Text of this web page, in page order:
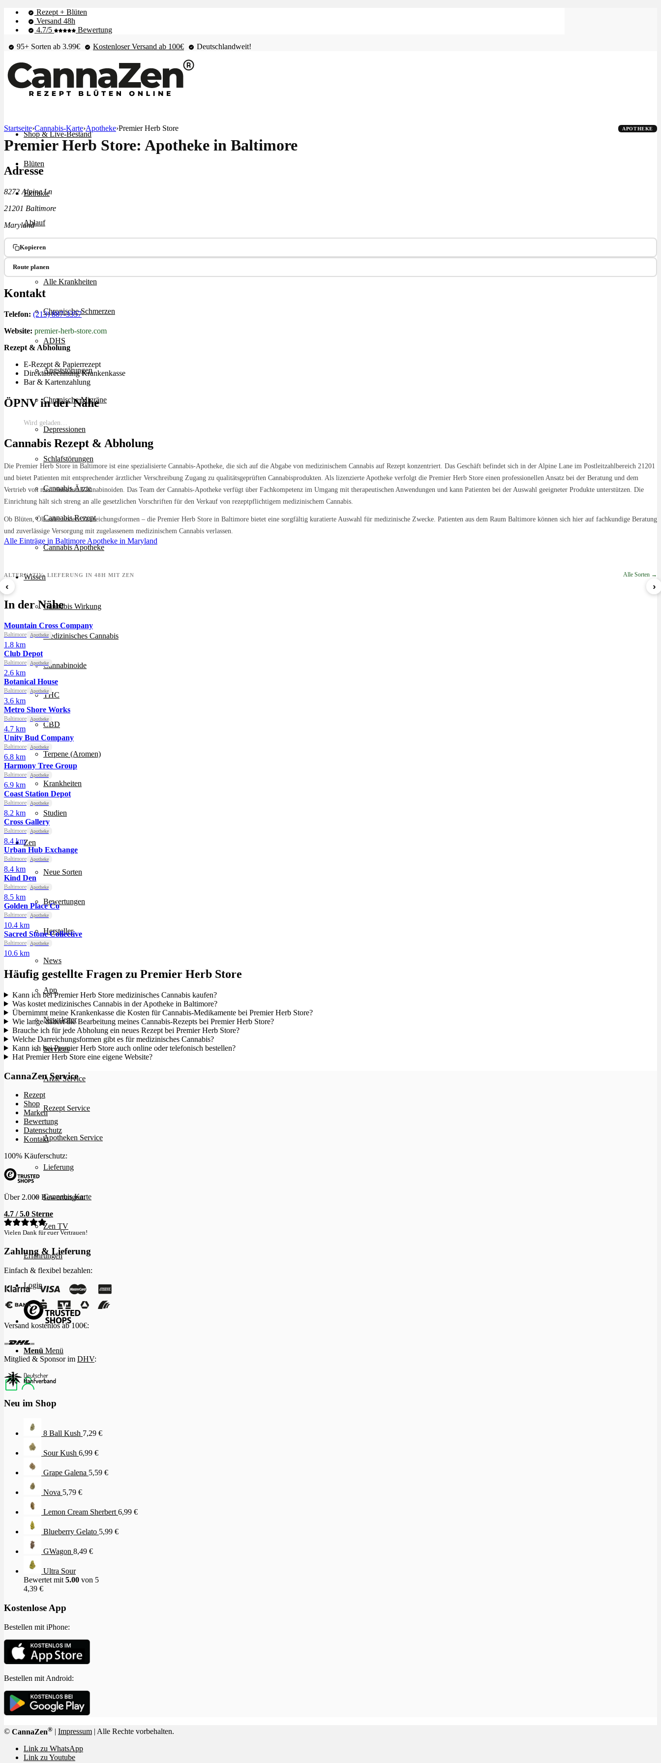
Rezept + Blüten
Versand 48h
4.7/5
Bewertung
95+ Sorten ab 3.99€
Kostenloser Versand ab 100€ Deutschlandweit!
Shop & Live-Bestand
Blüten
Extrakte
Ablauf
Therapien
Alle Krankheiten
Chronische Schmerzen
ADHS
Angststörungen
Chronische Migräne
Depressionen
Schlafstörungen
Cannabis Ärzte
Cannabis Rezept
Cannabis Apotheke
Wissen
Cannabis Wirkung
Medizinisches Cannabis
Cannabinoide
THC
CBD
Terpene (Aromen)
Krankheiten
Studien
Zen
Neue Sorten
Bewertungen
Hersteller
News
App
Newsletter
Services
Ärzte Service
Rezept Service
Apotheken Service
Lieferung
Cannabis Karte
Zen TV
Erfahrungen
Login
Menü Menü
Startseite›Cannabis-Karte›Apotheke›Premier Herb Store APOTHEKE
Premier Herb Store: Apotheke in Baltimore
Adresse
8272 Alpine Ln
21201 Baltimore
Maryland
Kopieren
Route planen
Kontakt
Telefon: (213) 887-3357
Website: premier-herb-store.com
Rezept & Abholung
E-Rezept & Papierrezept
Direktabrechnung Krankenkasse
Bar & Kartenzahlung
ÖPNV in der Nähe
Wird geladen…
Cannabis Rezept & Abholung
Die Premier Herb Store in Baltimore ist eine spezialisierte Cannabis-Apotheke, die sich auf die Abgabe von medizinischem Cannabis auf Rezept konzentriert. Das Geschäft befindet sich in der Alpine Lane im Postleitzahlbereich 21201
und bietet Patienten mit entsprechender ärztlicher Verschreibung Zugang zu qualitätsgeprüften Cannabisprodukten. Als lizenzierte Apotheke verfolgt die Premier Herb Store einen professionellen Ansatz bei der Beratung und dem
Vertrieb von medizinischen Cannabinoiden. Das Team der Cannabis-Apotheke verfügt über Fachkompetenz im Umgang mit therapeutischen Anwendungen und kann Patienten bei der Auswahl geeigneter Produkte unterstützen. Die
Einrichtung hält sich streng an alle gesetzlichen Vorschriften für den Verkauf von rezeptpflichtigem medizinischem Cannabis.
Ob Blüten, Öle oder andere Darreichungsformen – die Premier Herb Store in Baltimore bietet eine sorgfältig kuratierte Auswahl für medizinische Zwecke. Patienten aus dem Raum Baltimore können sich hier auf fachkundige Beratung
und zuverlässige Versorgung mit zugelassenem medizinischem Cannabis verlassen.
Alle Einträge in Baltimore Apotheke in Maryland
ALTERNATIV: LIEFERUNG IN 48H MIT ZEN Alle Sorten →
‹
8 Ball Kush
ab 7,29 €/g
›
In der Nähe
Mountain Cross Company
Baltimore Apotheke
1.8 km
Club Depot
Baltimore Apotheke
2.6 km
Botanical House
Baltimore Apotheke
3.6 km
Metro Shore Works
Baltimore Apotheke
4.7 km
Unity Bud Company
Baltimore Apotheke
6.8 km
Harmony Tree Group
Baltimore Apotheke
6.9 km
Coast Station Depot
Baltimore Apotheke
8.2 km
Cross Gallery
Baltimore Apotheke
8.4 km
Urban Hub Exchange
Baltimore Apotheke
8.4 km
Kind Den
Baltimore Apotheke
8.5 km
Golden Place Co
Baltimore Apotheke
10.4 km
Sacred Stone Collective
Baltimore Apotheke
10.6 km
Häufig gestellte Fragen zu Premier Herb Store
Kann ich bei Premier Herb Store medizinisches Cannabis kaufen?
Was kostet medizinisches Cannabis in der Apotheke in Baltimore?
Übernimmt meine Krankenkasse die Kosten für Cannabis-Medikamente bei Premier Herb Store?
Wie lange dauert die Bearbeitung meines Cannabis-Rezepts bei Premier Herb Store?
Brauche ich für jede Abholung ein neues Rezept bei Premier Herb Store?
Welche Darreichungsformen gibt es für medizinisches Cannabis?
Kann ich bei Premier Herb Store auch online oder telefonisch bestellen?
Hat Premier Herb Store eine eigene Website?
CannaZen Service
Rezept
Shop
Marken
Bewertung
Datenschutz
Kontakt
100% Käuferschutz:
Über 2.000 Bewertungen:
4.7 / 5.0 Sterne
Vielen Dank für euer Vertrauen!
Zahlung & Lieferung
Einfach & flexibel bezahlen:
Versand kostenlos ab 100€:
Mitglied & Sponsor im DHV:
Neu im Shop
8 Ball Kush 7,29 €
Sour Kush 6,99 €
Grape Galena 5,59 €
Nova 5,79 €
Lemon Cream Sherbert 6,99 €
Blueberry Gelato 5,99 €
GWagon 8,49 €
Ultra Sour
Bewertet mit 5.00 von 5
4,39 €
Kostenlose App
Bestellen mit iPhone:
Bestellen mit Android:
© CannaZen® Impressum | Alle Rechte vorbehalten.
Link zu WhatsApp
Link zu Youtube